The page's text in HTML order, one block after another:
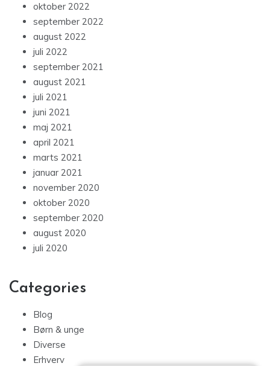
oktober 2022
september 2022
august 2022
juli 2022
september 2021
august 2021
juli 2021
juni 2021
maj 2021
april 2021
marts 2021
januar 2021
november 2020
oktober 2020
september 2020
august 2020
juli 2020
Categories
Blog
Børn & unge
Diverse
Erhverv